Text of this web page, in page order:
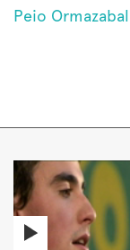
Peio Ormazabal